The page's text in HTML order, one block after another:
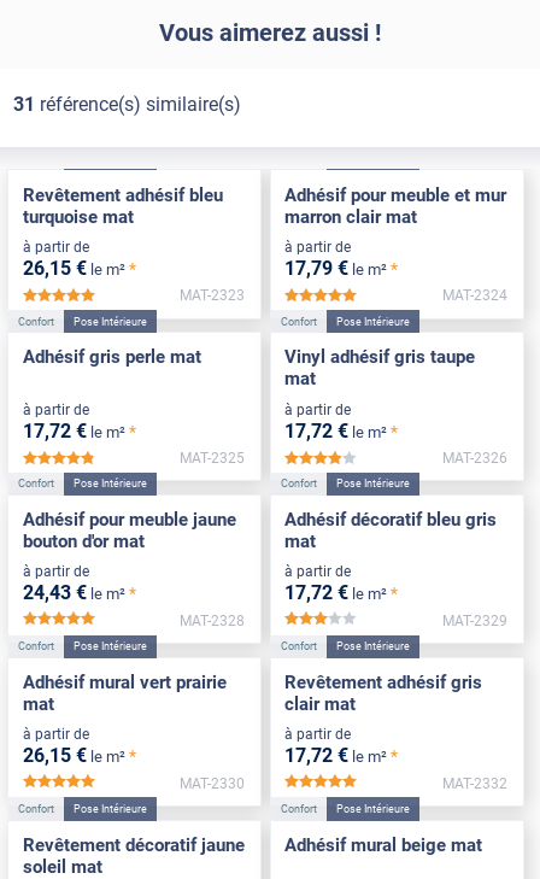
Vous aimerez aussi !
31 référence(s) similaire(s)
Revêtement adhésif bleu
turquoise mat
à partir de
26,15 € le m² *
*****
MAT-2323
Adhésif pour meuble et mur
marron clair mat
à partir de
17,79 € le m² *
MAT-2324
Confort Pose Intérieure
Adhésif gris perle mat
à partir de
17,72 € le m² *
*****
MAT-2325
Confort Pose Intérieure
Vinyl adhésif gris taupe
mat
à partir de
17,72 € le m² *
*****
MAT-2326
Confort Pose Intérieure
Adhésif pour meuble jaune
bouton d'or mat
à partir de
24,43 € le m² *
MAT-2328
Confort Pose Intérieure
Adhésif décoratif bleu gris
mat
à partir de
17,72 € le m² *
*****
MAT-2329
Confort Pose Intérieure
Adhésif mural vert prairie
mat
à partir de
26,15 € le m² *
MAT-2330
Confort Pose Intérieure
Revêtement adhésif gris
clair mat
à partir de
17,72 € le m² *
MAT-2332
Confort Pose Intérieure
Revêtement décoratif jaune
soleil mat
Confort Pose Intérieure
Adhésif mural beige mat